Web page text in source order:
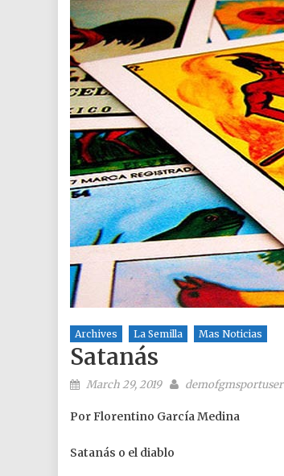
Archives La Semilla Mas Noticias
Satanás
Posted on
March 29, 2019 Author
demofgmsportuser
Por Florentino García Medina
Satanás o el diablo